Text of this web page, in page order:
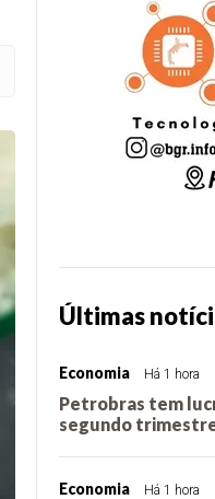
Últimas
Economia Há 1 hora
Petrobras tem
segundo
Economia Há 1 hora